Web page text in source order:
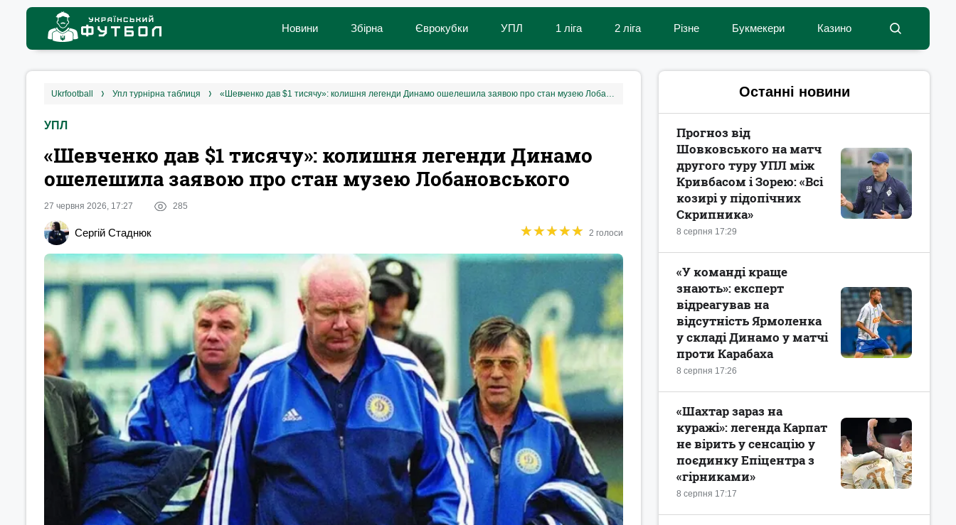
Новини Збірна Єврокубки УПЛ 1 ліга 2 ліга Різне Букмекери Казино
ukrfootball упл турнірна таблиця «‎Шевченко дав $1 тисячу»: колишня легенди Динамо ошелешила заявою про стан музею Лобановського
УПЛ
«‎Шевченко дав $1 тисячу»: колишня легенди Динамо
ошелешила заявою про стан музею Лобановського
27 червня 2026, 17:27 285
Сергій Стаднюк ★★★★★
★★★★★ 2 голоси
Останні новини
8 серпня 17:29
Прогноз від
Шовковського на матч
другого туру УПЛ між
Кривбасом і Зорею: «Всі
козирі у підопічних
Скрипника»
8 серпня 17:26
«У команді краще
знають»: експерт
відреагував на
відсутність Ярмоленка
у складі Динамо у матчі
проти Карабаха
8 серпня 17:17
«Шахтар зараз на
куражі»: легенда Карпат
не вірить у сенсацію у
поєдинку Епіцентра з
«гірниками»